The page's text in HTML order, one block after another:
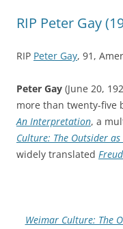
RIP Peter Gay
RIP Peter Gay, 91,
Peter Gay (June 20,
more than twenty-five
An Interpretation, a
Culture: The Outsider
widely translated
Weimar Culture: The